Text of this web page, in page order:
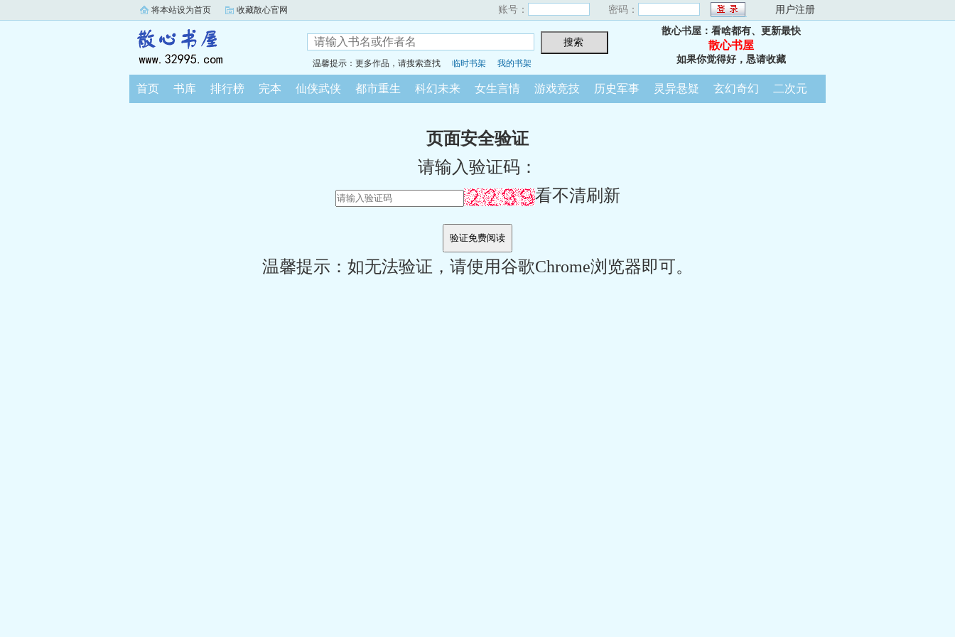
将本站设为首页 收藏散心官网 账号： 密码： 用户注册
温馨提示：更多作品，请搜索查找 临时书架 我的书架
散心书屋：看啥都有、更新最快
散心书屋
如果你觉得好，恳请收藏
首页 书库 排行榜 完本 仙侠武侠 都市重生 科幻未来 女生言情 游戏竞技 历史军事 灵异悬疑 玄幻奇幻 二次元
页面安全验证
请输入验证码：
看不清刷新
温馨提示：如无法验证，请使用谷歌Chrome浏览器即可。